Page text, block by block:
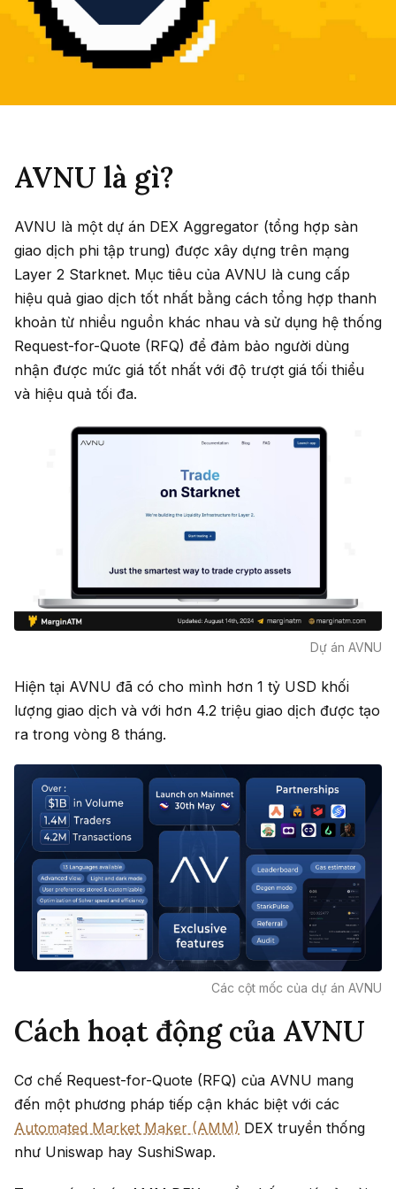
AVNU là gì?
AVNU là một dự án DEX Aggregator (tổng hợp sàn
giao dịch phi tập trung) được xây dựng trên mạng
Layer 2 Starknet. Mục tiêu của AVNU là cung cấp
hiệu quả giao dịch tốt nhất bằng cách tổng hợp thanh
khoản từ nhiều nguồn khác nhau và sử dụng hệ thống
Request-for-Quote (RFQ) để đảm bảo người dùng
nhận được mức giá tốt nhất với độ trượt giá tối thiểu
và hiệu quả tối đa.
Dự án AVNU
Hiện tại AVNU đã có cho mình hơn 1 tỷ USD khối
lượng giao dịch và với hơn 4.2 triệu giao dịch được tạo
ra trong vòng 8 tháng.
Các cột mốc của dự án AVNU
Cách hoạt động của AVNU
Cơ chế Request-for-Quote (RFQ) của AVNU mang
đến một phương pháp tiếp cận khác biệt với các
Automated Market Maker (AMM) DEX truyền thống
như Uniswap hay SushiSwap.